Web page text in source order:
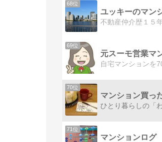
68位
ユッキーのマン
69位
70位
マンション買っ
71位
マンションログ